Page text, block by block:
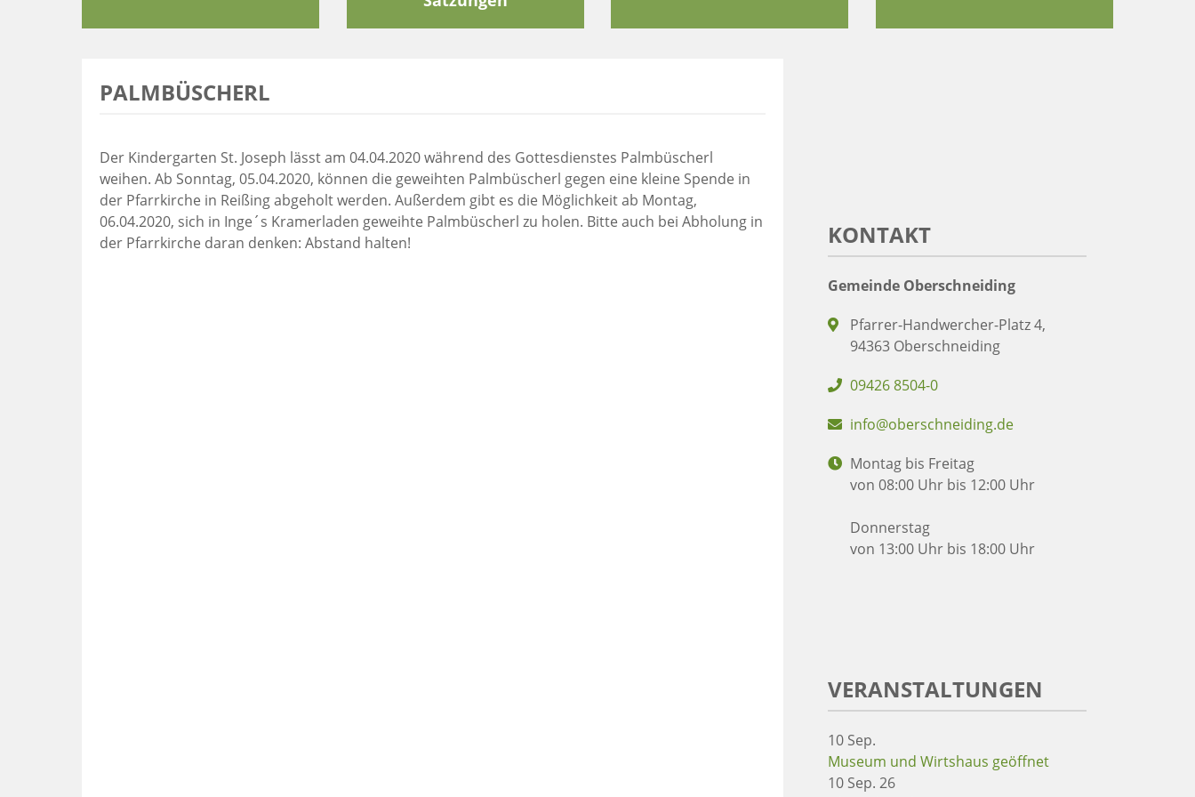
PALMBÜSCHERL
Der Kindergarten St. Joseph lässt am 04.04.2020 während des Gottesdienstes Palmbüscherl
weihen. Ab Sonntag, 05.04.2020, können die geweihten Palmbüscherl gegen eine kleine Spende in
der Pfarrkirche in Reißing abgeholt werden. Außerdem gibt es die Möglichkeit ab Montag,
06.04.2020, sich in Inge´s Kramerladen geweihte Palmbüscherl zu holen. Bitte auch bei Abholung in
der Pfarrkirche daran denken: Abstand halten!
KONTAKT
Gemeinde Oberschneiding
Pfarrer-Handwercher-Platz 4,
94363 Oberschneiding
09426 8504-0
info@oberschneiding.de
Montag bis Freitag
von 08:00 Uhr bis 12:00 Uhr
Donnerstag
von 13:00 Uhr bis 18:00 Uhr
VERANSTALTUNGEN
10 Sep.
Museum und Wirtshaus geöffnet
10 Sep. 26